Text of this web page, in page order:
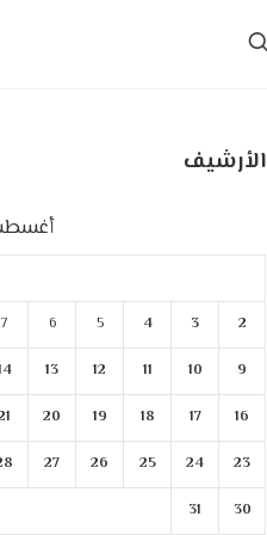
الأرشيف
أغسطس
2
3
4
5
6
7
9
10
11
12
13
16
17
18
19
20
23
24
25
26
27
30
31